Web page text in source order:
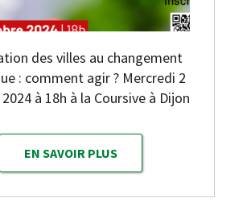
des villes au changement
: comment agir ? Mercredi 2
à 18h à la Coursive à Dijon
EN SAVOIR PLUS